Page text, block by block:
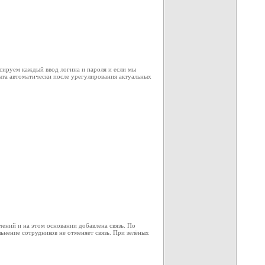
каждый ввод логина и пароля и если мы
автоматически после урегулирования актуальных
и на этом основании добавлена связь. По
сотрудников не отменяет связь. При зелёных